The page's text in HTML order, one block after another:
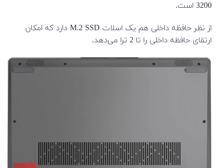
3200 است.
از نظر حافظه داخلی هم یک اسلات M.2 SSD دارد که امکان
ارتقای حافظه داخلی را تا 2 ترا می‌دهد.